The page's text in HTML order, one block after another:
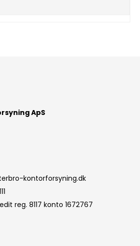
ApS
kontorforsyning.dk
reg. 8117 konto 1672767